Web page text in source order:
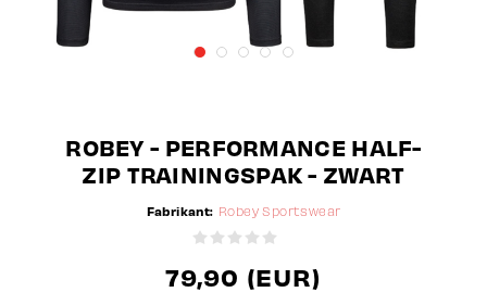
ROBEY - PERFORMANCE HALF-
ZIP TRAININGSPAK - ZWART
Fabrikant: Robey Sportswear
79,90 (EUR)